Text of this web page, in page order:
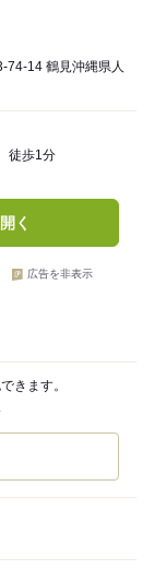
74-14 鶴見沖縄県人
徒歩1分
く
広告を非表示
きます。